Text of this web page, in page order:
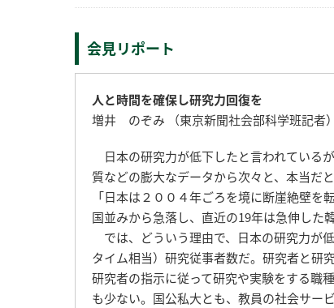
会見リポート
人と時間を確保し研究力回復を
増井 のぞみ （東京新聞社会部科学班記者）
日本の研究力が低下したと言われている
質などの膨大なデータから次々と、本当だ
「日本は２００４年ごろを境に断崖絶壁
国並みから急落し、直近の19年は急伸した
では、どういう理由で、日本の研究力が
タイム相当）研究従事者数だ。研究者と研
研究者の指示に従って研究や実験をする職
も少ない。国公私大とも、教員の社会サー